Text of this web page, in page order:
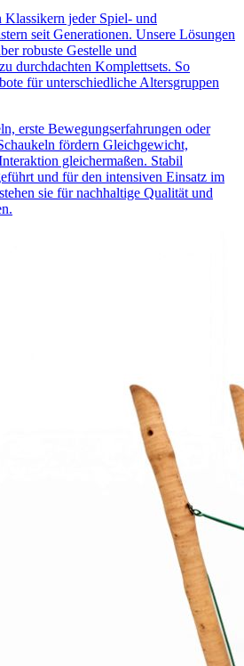
Klassikern jeder Spiel- und
seit Generationen. Unsere Lösungen
robuste Gestelle und
durchdachten Komplettsets. So
für unterschiedliche Altersgruppen
erste Bewegungserfahrungen oder
fördern Gleichgewicht,
gleichermaßen. Stabil
und für den intensiven Einsatz im
sie für nachhaltige Qualität und